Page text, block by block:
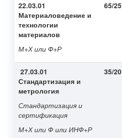
22.03.01
Материаловедение и
технологии
материалов
М+Х или Ф+Р
65/25
27.03.01
Стандартизация и
метрология
Стандартизация и
сертификация
М+Х или Ф или ИНФ+Р
35/20